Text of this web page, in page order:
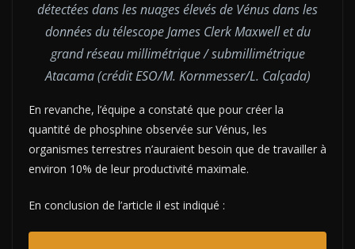
détectées dans les nuages élevés de Vénus dans les
données du télescope James Clerk Maxwell et du
grand réseau millimétrique / submillimétrique
Atacama (crédit ESO/M. Kornmesser/L. Calçada)
En revanche, l’équipe a constaté que pour créer la
quantité de phosphine observée sur Vénus, les
organismes terrestres n’auraient besoin que de travailler à
environ 10% de leur productivité maximale.
En conclusion de l’article il est indiqué :